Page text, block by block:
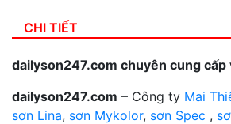
CHI TIẾT
dailyson247.com chuyên cung cấp
dailyson247.com – Công ty Mai
sơn Lina, sơn Mykolor, sơn Spec ,